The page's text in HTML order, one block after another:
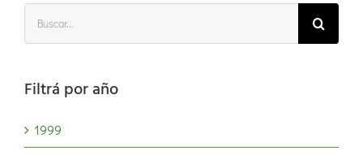
Buscar:
Filtrá por año
1999